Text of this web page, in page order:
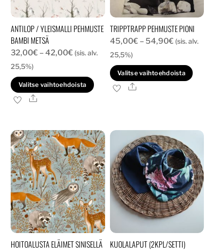
ANTILOP / YLEISMALLI PEHMUSTE
BAMBI METSÄ
32,00€ – 42,00€ Hintaluokka:
-
42,00€
(sis. alv.
25,5%)
Valitse vaihtoehdoista
Tällä
muunnelma.
Voit
tehdä
valinnat
tuotteen
sivulla.
Ale
TRIPPTRAPP PEHMUSTE PIONI
45,00€ – 54,90€
-
54,90€
(sis. alv.
25,5%)
Valitse vaihtoehdoista
Voit
Ale
HOITOALUSTA ELÄIMET SINISELLÄ
KUOLALAPUT (2KPL/SETTI)